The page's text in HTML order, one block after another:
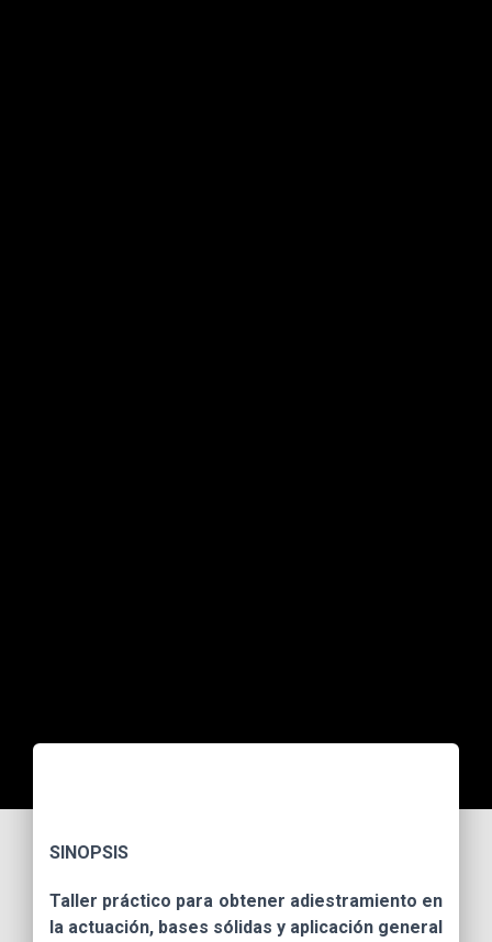
SINOPSIS
Taller práctico para obtener adiestramiento en
la actuación, bases sólidas y aplicación general